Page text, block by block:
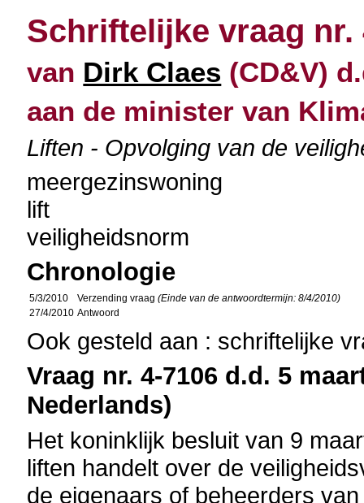
Schriftelijke vraag nr.
van Dirk Claes (CD&V)
aan de minister van
Liften - Opvolging van de
meergezinswoning
lift
veiligheidsnorm
Chronologie
5/3/2010 Verzending vraag(Einde van de antwoordtermijn: 8/4/2010)
27/4/2010 Antwoord
Ook gesteld aan : schriftelijke
Vraag nr. 4-7106 d.d. 5
Nederlands)
Het koninklijk besluit van 9
liften handelt over de
de eigenaars of beheerders